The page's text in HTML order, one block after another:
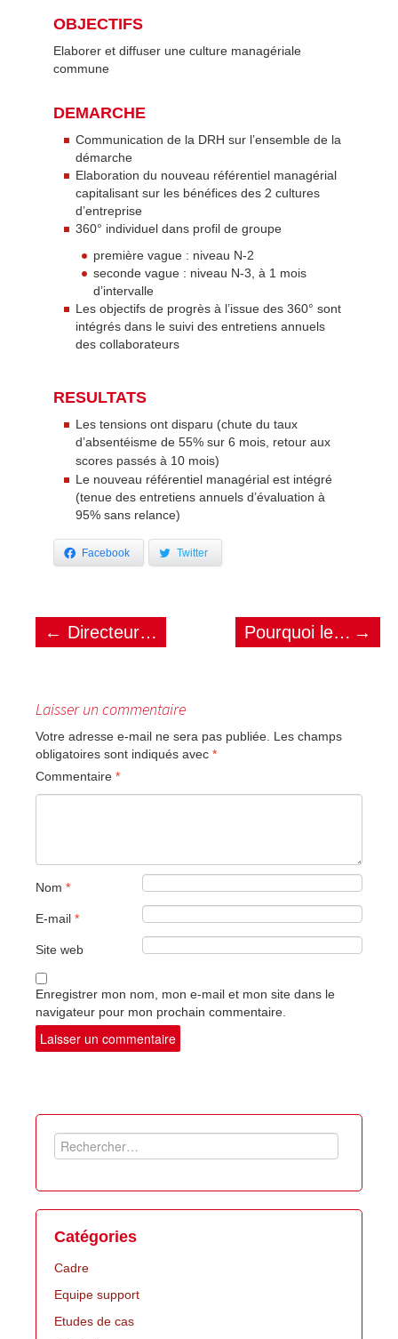
OBJECTIFS
Elaborer et diffuser une culture managériale
commune
DEMARCHE
Communication de la DRH sur l’ensemble de la
démarche
Elaboration du nouveau référentiel managérial
capitalisant sur les bénéfices des 2 cultures
d’entreprise
360° individuel dans profil de groupe
première vague : niveau N-2
seconde vague : niveau N-3, à 1 mois
d’intervalle
Les objectifs de progrès à l’issue des 360° sont
intégrés dans le suivi des entretiens annuels
des collaborateurs
RESULTATS
Les tensions ont disparu (chute du taux
d’absentéisme de 55% sur 6 mois, retour aux
scores passés à 10 mois)
Le nouveau référentiel managérial est intégré
(tenue des entretiens annuels d’évaluation à
95% sans relance)
Facebook Twitter
NAVIGATION DES ARTICLES
← Directeur d’Etablissement d’un centre de production d’un groupe pharmaceutique Pourquoi les démarches 360° feedback connaissent-elles un tel engouement aujourd’hui ? →
Laisser un commentaire
Votre adresse e-mail ne sera pas publiée. Les champs
obligatoires sont indiqués avec *
Commentaire *
Nom *
E-mail *
Site web
Enregistrer mon nom, mon e-mail et mon site dans le
navigateur pour mon prochain commentaire.
Rechercher :
Catégories
Cadre
Equipe support
Etudes de cas